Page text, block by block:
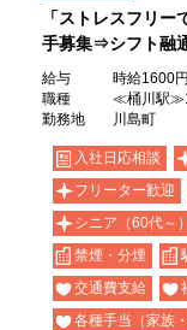
派遣社員
「ストレスフリ
手募集⇒シフト融
給与
時給1600
職種
≪桶川駅
勤務地
川島町
入社日応相談
フリーター歓迎
シニア（60代～
禁煙・分煙
交通費支給
各種手当（家族